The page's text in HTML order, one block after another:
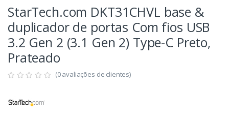
StarTech.com DKT31CHVL base &
duplicador de portas Com fios USB
3.2 Gen 2 (3.1 Gen 2) Type-C Preto,
Prateado
(0 avaliações de clientes)